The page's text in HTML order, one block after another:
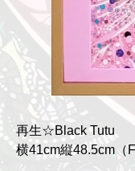
再生☆Black Tutu
横41cm縦48.5cm（